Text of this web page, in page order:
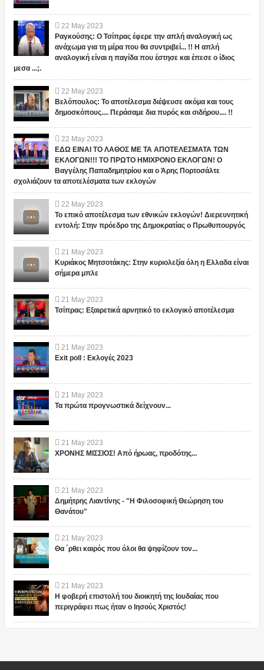
22 May 2023
Ραγκούσης: Ο Τσίπρας έφερε την απλή αναλογική ως
ανάχωμα για τη μέρα που θα συντριβεί... !! Η απλή
αναλογική είναι η παγίδα που έστησε και έπεσε ο ίδιος
μεσα ...;.
22 May 2023
Βελόπουλος: Το αποτέλεσμα διέψευσε ακόμα και τους
δημοσκόπους.... Περάσαμε δια πυρός και σιδήρου.... !!
22 May 2023
ΕΔΩ ΕΙΝΑΙ ΤΟ ΛΑΘΟΣ ΜΕ ΤΑ ΑΠΟΤΕΛΕΣΜΑΤΑ ΤΩΝ
ΕΚΛΟΓΩΝ!!! ΤΟ ΠΡΩΤΟ ΗΜΙΧΡΟΝΟ ΕΚΛΟΓΩΝ! Ο
Βαγγέλης Παπαδημητρίου και ο Άρης Πορτοσάλτε
σχολιάζουν τα αποτελέσματα των εκλογών
22 May 2023
Το επικό αποτέλεσμα των εθνικών εκλογών! Διερευνητική
εντολή: Στην πρόεδρο της Δημοκρατίας ο Πρωθυπουργός
21 May 2023
Κυριάκος Μητσοτάκης: Στην κυριολεξία όλη η Ελλαδα είναι
σήμερα μπλε
21 May 2023
Τσίπρας: Εξαιρετικά αρνητικό το εκλογικό αποτέλεσμα
21 May 2023
Exit poll : Εκλογές 2023
21 May 2023
Τα πρώτα προγνωστικά δείχνουν...
21 May 2023
ΧΡΟΝΗΣ ΜΙΣΣΙΟΣ! Από ήρωας, προδότης...
21 May 2023
Δημήτρης Λιαντίνης - "Η Φιλοσοφική Θεώρηση του
Θανάτου"
21 May 2023
Θα ΄ρθει καιρός που όλοι θα ψηφίζουν τον...
21 May 2023
Η φοβερή επιστολή του διοικητή της Ιουδαίας που
περιγράφει πως ήταν ο Ιησούς Χριστός!